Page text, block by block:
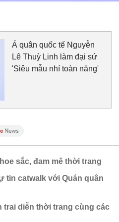
Á quân quốc tế Nguyễn
Lê Thuỳ Linh làm đại sứ
'Siêu mẫu nhí toàn năng'
sắc, đam mê thời trang
tin catwalk với Quán quân
trai diễn thời trang cùng các